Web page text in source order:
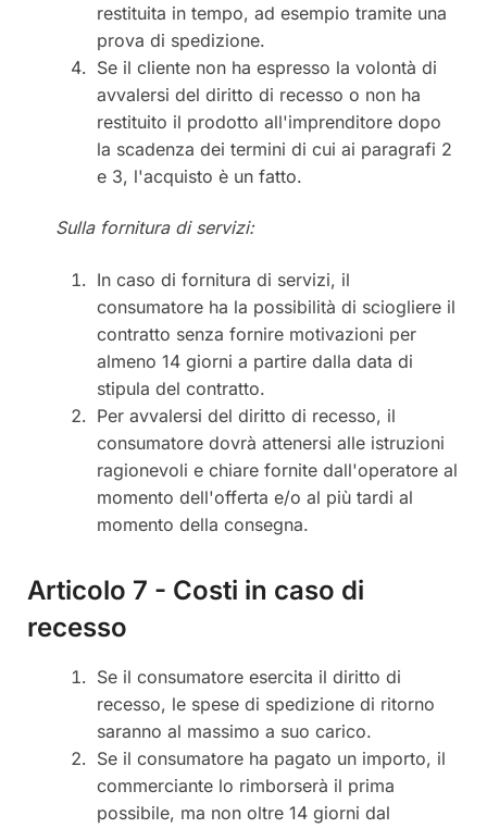
restituita in tempo, ad esempio tramite una
prova di spedizione.
Se il cliente non ha espresso la volontà di
avvalersi del diritto di recesso o non ha
restituito il prodotto all'imprenditore dopo
la scadenza dei termini di cui ai paragrafi 2
e 3, l'acquisto è un fatto.
Sulla fornitura di servizi:
In caso di fornitura di servizi, il
consumatore ha la possibilità di sciogliere il
contratto senza fornire motivazioni per
almeno 14 giorni a partire dalla data di
stipula del contratto.
Per avvalersi del diritto di recesso, il
consumatore dovrà attenersi alle istruzioni
ragionevoli e chiare fornite dall'operatore al
momento dell'offerta e/o al più tardi al
momento della consegna.
Articolo 7 - Costi in caso di
recesso
Se il consumatore esercita il diritto di
recesso, le spese di spedizione di ritorno
saranno al massimo a suo carico.
Se il consumatore ha pagato un importo, il
commerciante lo rimborserà il prima
possibile, ma non oltre 14 giorni dal